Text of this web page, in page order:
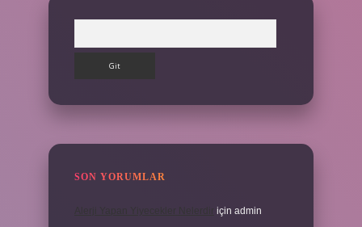
SON YORUMLAR
için admin